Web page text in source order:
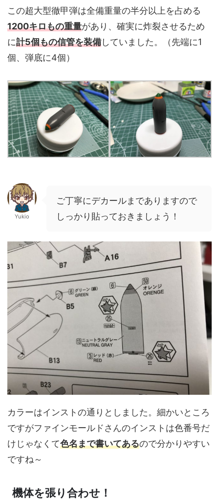
この超大型徹甲弾は全備重量の半分以上を占める
1200キロもの重量があり、確実に炸裂させるため
に計5個もの信管を装備していました。（先端に1
個、弾底に4個）
Yukio
ご丁寧にデカールまでありますので
しっかり貼っておきましょう！
カラーはインストの通りとしました。細かいところ
ですがファインモールドさんのインストは色番号だ
けじゃなくて色名まで書いてあるので分かりやすい
ですね～
機体を張り合わせ！